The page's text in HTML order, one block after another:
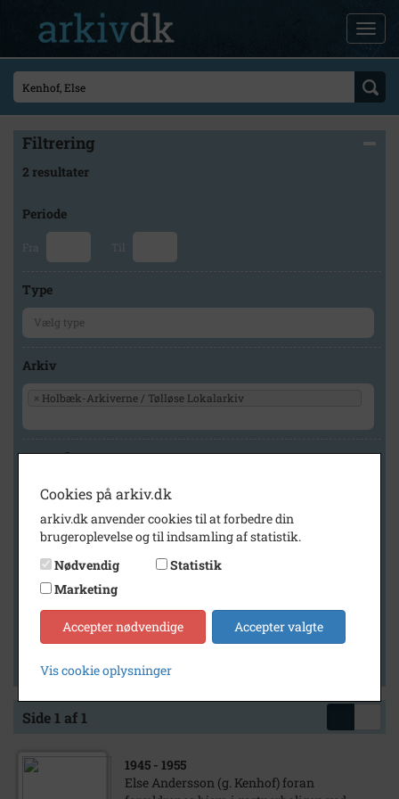
Filtrering
2 resultater
Periode
Fra Til
Type
Arkiv
× Holbæk-Arkiverne / Tølløse Lokalarkiv
Geografi
Generelt
Vis kun med billeder
Vis kun med filmklip
Vis kun med lydklip
Vis kun med kilder
Vis kun med geo-tag
Side 1 af 1
1945 - 1955
Else Andersson (g. Kenhof) foran
Cookies på arkiv.dk
arkiv.dk anvender cookies til at forbedre din
brugeroplevelse og til indsamling af statistik.
Nødvendig
Statistik
Marketing
Accepter nødvendige Accepter valgte
Vis cookie oplysninger